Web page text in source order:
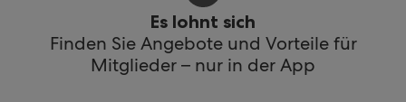
Es lohnt sich
Finden Sie Angebote und Vorteile für
Mitglieder – nur in der App